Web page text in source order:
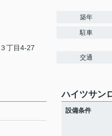
３丁目4-27
築年
駐車
交通
ハイツサン
設備条件